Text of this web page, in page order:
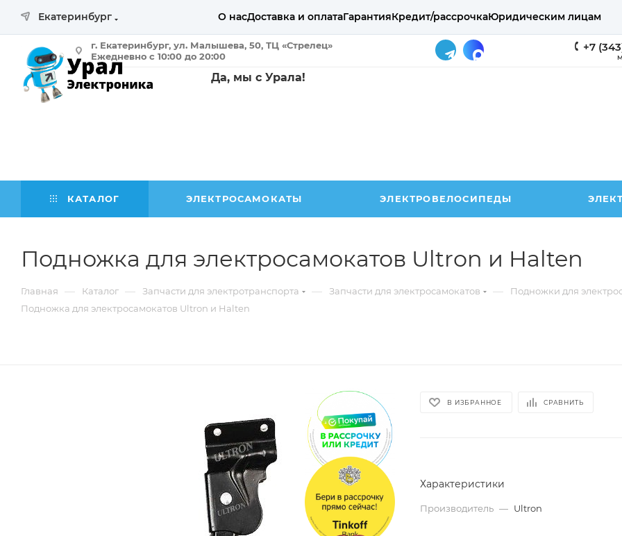
Екатеринбург О насДоставка и оплатаГарантияКредит/рассрочкаЮридическим лицам
г. Екатеринбург, ул. Малышева, 50, ТЦ «Стрелец»
Ежедневно с 10:00 до 20:00
+7
Да, мы с Урала!
КАТАЛОГ ЭЛЕКТРОСАМОКАТЫ ЭЛЕКТРОВЕЛОСИПЕДЫ
Подножка для электросамокатов Ultron и Halten
Главная — Каталог — Запчасти для электротранспорта — Запчасти для электросамокатов — Подножки для
Подножка для электросамокатов Ultron и Halten
В ИЗБРАННОЕ СРАВНИТЬ
Характеристики
Производитель — Ultron